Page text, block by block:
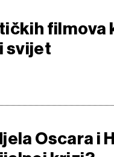
filmova
svijet
Oscara i